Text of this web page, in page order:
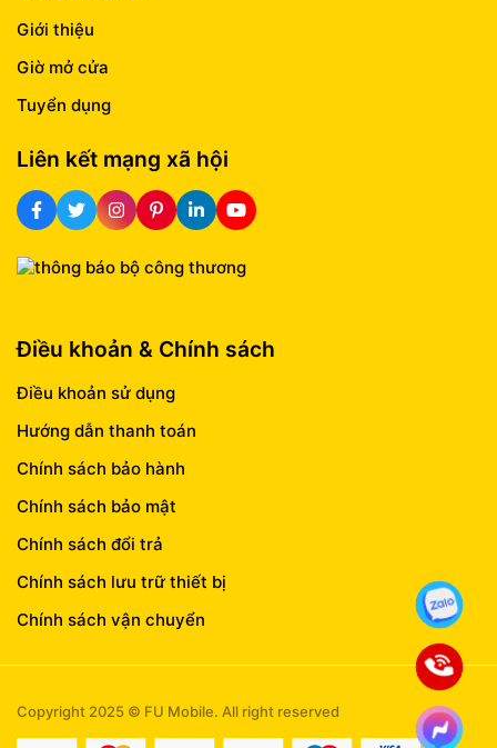
Giới thiệu
Giờ mở cửa
Tuyển dụng
Liên kết mạng xã hội
Điều khoản & Chính sách
Điều khoản sử dụng
Hướng dẫn thanh toán
Chính sách bảo hành
Chính sách bảo mật
Chính sách đổi trả
Chính sách lưu trữ thiết bị
Chính sách vận chuyển
Copyright 2025 © FU Mobile. All right reserved